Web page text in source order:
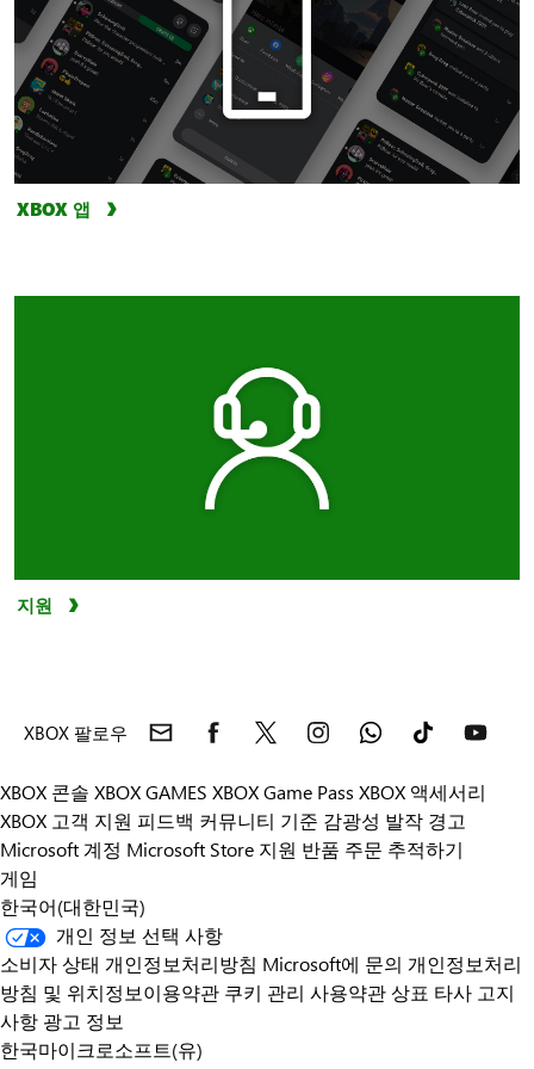
XBOX 앱
지원
XBOX 팔로우
XBOX 콘솔 XBOX GAMES XBOX Game Pass XBOX 액세서리
XBOX 고객 지원 피드백 커뮤니티 기준 감광성 발작 경고
Microsoft 계정 Microsoft Store 지원 반품 주문 추적하기
게임
한국어(대한민국)
개인 정보 선택 사항
소비자 상태 개인정보처리방침 Microsoft에 문의 개인정보처리
방침 및 위치정보이용약관 쿠키 관리 사용약관상표 타사 고지
사항 광고 정보
한국마이크로소프트(유)